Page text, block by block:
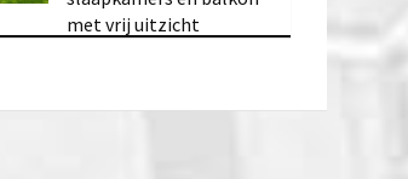
met vrij uitzicht